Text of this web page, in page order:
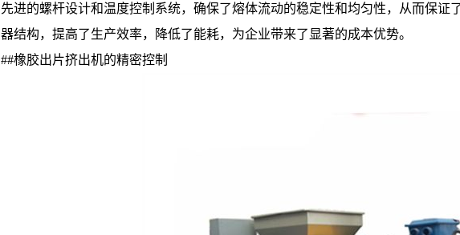
先进的螺杆设计和温度控制系统，确保了熔体流动的稳定性和均匀性，从而保证
器结构，提高了生产效率，降低了能耗，为企业带来了显著的成本优势。
##橡胶出片挤出机的精密控制